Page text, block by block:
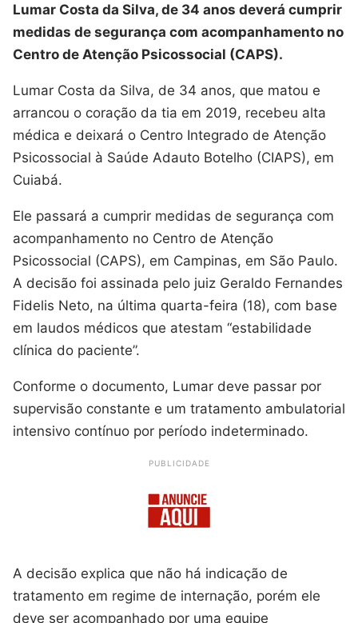
Lumar Costa da Silva, de 34 anos deverá cumprir
medidas de segurança com acompanhamento no
Centro de Atenção Psicossocial (CAPS).
Lumar Costa da Silva, de 34 anos, que matou e
arrancou o coração da tia em 2019, recebeu alta
médica e deixará o Centro Integrado de Atenção
Psicossocial à Saúde Adauto Botelho (CIAPS), em
Cuiabá.
Ele passará a cumprir medidas de segurança com
acompanhamento no Centro de Atenção
Psicossocial (CAPS), em Campinas, em São Paulo.
A decisão foi assinada pelo juiz Geraldo Fernandes
Fidelis Neto, na última quarta-feira (18), com base
em laudos médicos que atestam “estabilidade
clínica do paciente”.
Conforme o documento, Lumar deve passar por
supervisão constante e um tratamento ambulatorial
intensivo contínuo por período indeterminado.
PUBLICIDADE
A decisão explica que não há indicação de
tratamento em regime de internação, porém ele
deve ser acompanhado por uma equipe